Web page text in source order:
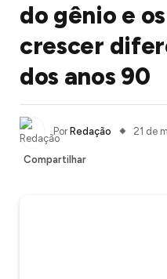
do gênio e
crescer
dos anos 90
Por Redação 21 de
Compartilhar